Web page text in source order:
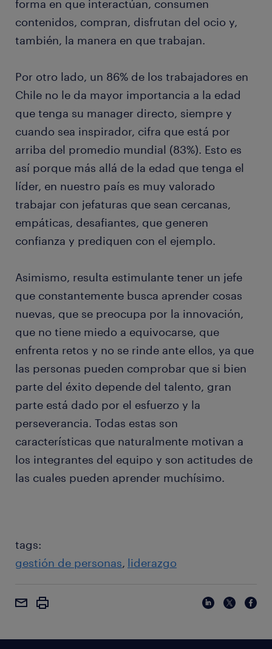
forma en que interactúan, consumen
contenidos, compran, disfrutan del ocio y,
también, la manera en que trabajan.
Por otro lado, un 86% de los trabajadores en
Chile no le da mayor importancia a la edad
que tenga su manager directo, siempre y
cuando sea inspirador, cifra que está por
arriba del promedio mundial (83%). Esto es
así porque más allá de la edad que tenga el
líder, en nuestro país es muy valorado
trabajar con jefaturas que sean cercanas,
empáticas, desafiantes, que generen
confianza y prediquen con el ejemplo.
Asimismo, resulta estimulante tener un jefe
que constantemente busca aprender cosas
nuevas, que se preocupa por la innovación,
que no tiene miedo a equivocarse, que
enfrenta retos y no se rinde ante ellos, ya que
las personas pueden comprobar que si bien
parte del éxito depende del talento, gran
parte está dado por el esfuerzo y la
perseverancia. Todas estas son
características que naturalmente motivan a
los integrantes del equipo y son actitudes de
las cuales pueden aprender muchísimo.
tags:
gestión de personas liderazgo